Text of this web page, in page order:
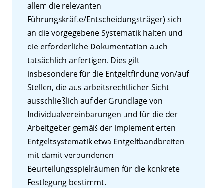
allem die relevanten
Führungskräfte/Entscheidungsträger) sich
an die vorgegebene Systematik halten und
die erforderliche Dokumentation auch
tatsächlich anfertigen. Dies gilt
insbesondere für die Entgeltfindung von/auf
Stellen, die aus arbeitsrechtlicher Sicht
ausschließlich auf der Grundlage von
Individualvereinbarungen und für die der
Arbeitgeber gemäß der implementierten
Entgeltsystematik etwa Entgeltbandbreiten
mit damit verbundenen
Beurteilungsspielräumen für die konkrete
Festlegung bestimmt.